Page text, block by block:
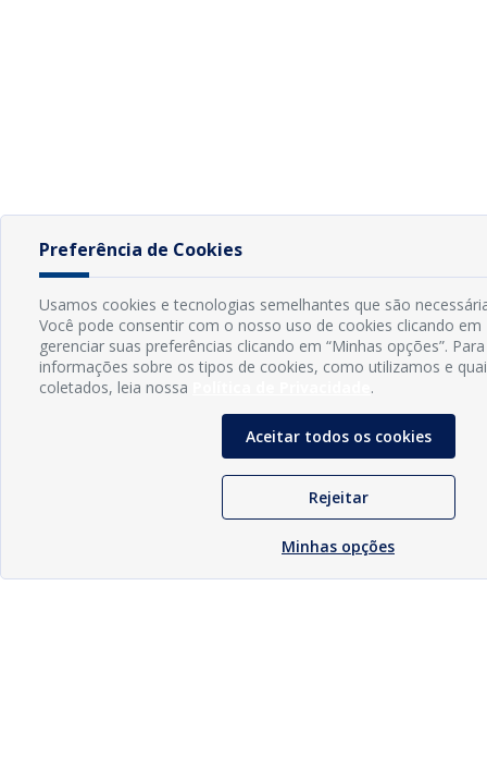
Preferência de Cookies
Usamos cookies e tecnologias semelhantes que são
Você pode consentir com o nosso uso de cookies clicando
gerenciar suas preferências clicando em “Minhas opções”.
informações sobre os tipos de cookies, como utilizamos e
coletados, leia nossa
.
Aceitar todos os cookies
Rejeitar
Minhas opções